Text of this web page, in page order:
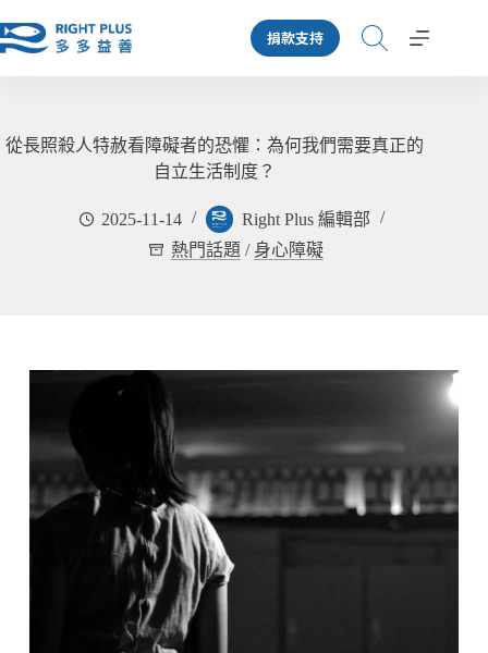
至
容
捐款支持
從長照殺人特赦看障礙者的恐懼：為何我們需要真正的
自立生活制度？
2025-11-14
Right Plus 編輯部
熱門話題 / 身心障礙